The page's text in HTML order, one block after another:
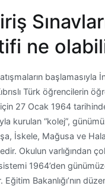
ne
başlamasıyla
Türk öğrencilerin
27 Ocak 1964
kurulan “kolej”,
İskele, Mağusa ve Hala
Okulun varlığından
1964’den
Bakanlığı’nın